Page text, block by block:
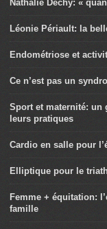
Nathalie Dechy: «
Léonie Périault: la
Endométriose et
Ce n’est pas un
Sport et maternité: un
leurs pratiques
Cardio en salle pour
Elliptique pour le
Femme + équitation:
famille